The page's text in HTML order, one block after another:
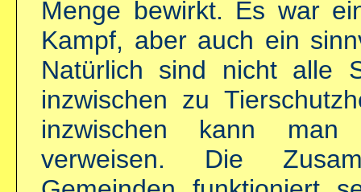
Menge bewirkt. Es war
Kampf, aber auch ein
Natürlich sind nicht alle
inzwischen zu
inzwischen kann
verweisen. Die